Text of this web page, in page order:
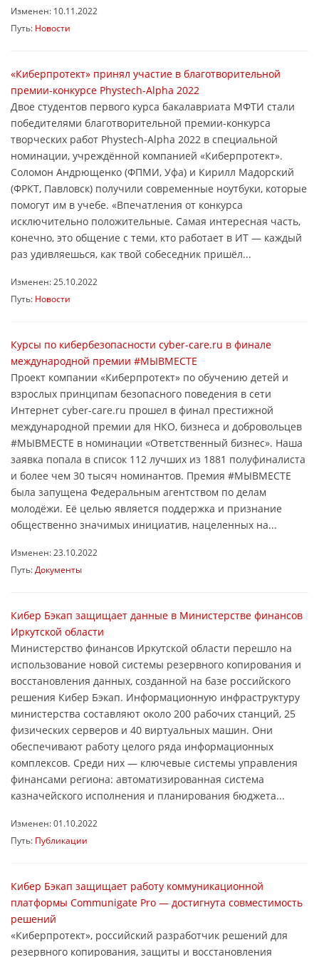
Изменен: 10.11.2022
Путь: Новости
«Киберпротект» принял участие в благотворительной
премии-конкурсе Phystech-Alpha 2022
Двое студентов первого курса бакалавриата МФТИ стали
победителями благотворительной премии-конкурса
творческих работ Phystech-Alpha 2022 в специальной
номинации, учреждённой компанией «Киберпротект».
Соломон Андрющенко (ФПМИ, Уфа) и Кирилл Мадорский
(ФРКТ, Павловск) получили современные ноутбуки, которые
помогут им в учебе. «Впечатления от конкурса
исключительно положительные. Самая интересная часть,
конечно, это общение с теми, кто работает в ИТ — каждый
раз удивляешься, как твой собеседник пришёл...
Изменен: 25.10.2022
Путь: Новости
Курсы по кибербезопасности cyber-care.ru в финале
международной премии #МЫВМЕСТЕ
Проект компании «Киберпротект» по обучению детей и
взрослых принципам безопасного поведения в сети
Интернет cyber-care.ru прошел в финал престижной
международной премии для НКО, бизнеса и добровольцев
#МЫВМЕСТЕ в номинации «Ответственный бизнес». Наша
заявка попала в список 112 лучших из 1881 полуфиналиста
и более чем 30 тысяч номинантов. Премия #МЫВМЕСТЕ
была запущена Федеральным агентством по делам
молодёжи. Её целью является поддержка и признание
общественно значимых инициатив, нацеленных на...
Изменен: 23.10.2022
Путь: Документы
Кибер Бэкап защищает данные в Министерстве финансов
Иркутской области
Министерство финансов Иркутской области перешло на
использование новой системы резервного копирования и
восстановления данных, созданной на базе российского
решения Кибер Бэкап. Информационную инфраструктуру
министерства составляют около 200 рабочих станций, 25
физических серверов и 40 виртуальных машин. Они
обеспечивают работу целого ряда информационных
комплексов. Среди них — ключевые системы управления
финансами региона: автоматизированная система
казначейского исполнения и планирования бюджета...
Изменен: 01.10.2022
Путь: Публикации
Кибер Бэкап защищает работу коммуникационной
платформы Communigate Pro — достигнута совместимость
решений
«Киберпротект», российский разработчик решений для
резервного копирования, защиты и восстановления